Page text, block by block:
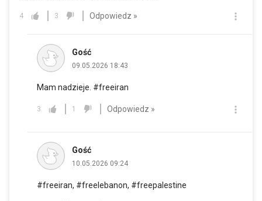
4 3 Odpowiedz »
Gość
09.05.2026 18:43
Mam nadzieje. #freeiran
3 1 Odpowiedz »
Gość
10.05.2026 09:24
#freeiran, #freelebanon, #freepalestine